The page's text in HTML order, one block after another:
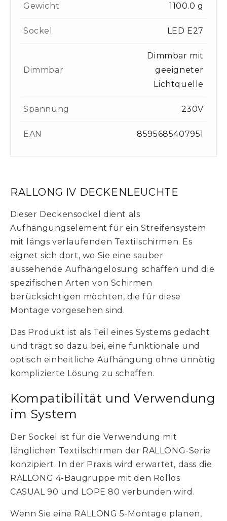
RALLONG IV DECKENLEUCHTE
Dieser Deckensockel dient als
Aufhängungselement für ein Streifensystem
mit längs verlaufenden Textilschirmen. Es
eignet sich dort, wo Sie eine sauber
aussehende Aufhängelösung schaffen und die
spezifischen Arten von Schirmen
berücksichtigen möchten, die für diese
Montage vorgesehen sind.
Das Produkt ist als Teil eines Systems gedacht
und trägt so dazu bei, eine funktionale und
optisch einheitliche Aufhängung ohne unnötig
komplizierte Lösung zu schaffen.
Kompatibilität und Verwendung
im System
Der Sockel ist für die Verwendung mit
länglichen Textilschirmen der RALLONG-Serie
konzipiert. In der Praxis wird erwartet, dass die
RALLONG 4-Baugruppe mit den Rollos
CASUAL 90 und LOPE 80 verbunden wird.
Wenn Sie eine RALLONG 5-Montage planen,
Gewicht 1100.0 g
Sockel LED E27
Dimmbar
Dimmbar mit
geeigneter
Lichtquelle
Spannung 230V
EAN 8595685407951